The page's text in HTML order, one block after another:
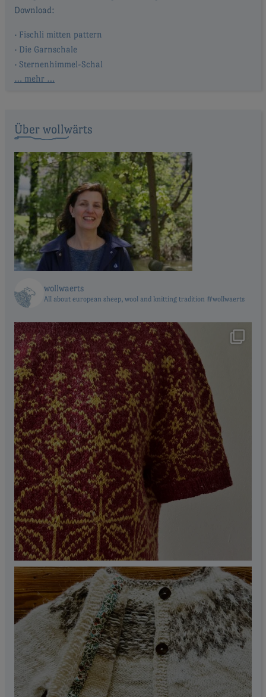
Fischli mitten pattern
Die Garnschale
Sternenhimmel-Schal
… mehr …
Über wollwärts
wollwaerts
All about european sheep, wool and knitting tradition #wollwaerts